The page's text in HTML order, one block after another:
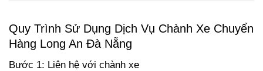
Quy Trình Sử Dụng Dịch Vụ Chành Xe Chuyển
Hàng Long An Đà Nẵng
Bước 1: Liên hệ với chành xe